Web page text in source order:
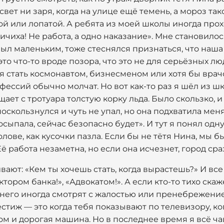
ни заря, когда на улице ещё темень, а мороз
или лопатой. А ребята из моей школы иногда
Не работа, а одно наказание». Мне
маленьким, тоже стеснялся признаться, что наша
что-то вроде позора, что это не для серьёзных
стать космонавтом, бизнесменом или хотя бы
обычно молчат. Но вот как-то раз я шёл из
с тротуара толстую корку льда. Было скользко,
и чуть не упал, но она подхватила
сейчас безопасно будет». И тут я понял
как кусочки пазла. Если бы не тётя Нина, мы
работа незаметна, но если она исчезнет, город
«Кем ты хочешь стать, когда вырастешь?» И
банка!», «Адвокатом!». А если кто-то тихо
иногда смотрят с жалостью или
— это когда тебя показывают по телевизору,
и дорогая машина. Но в последнее время я всё